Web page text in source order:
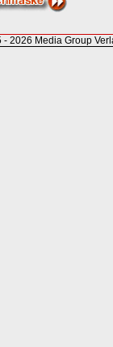
- 2026 Media Group